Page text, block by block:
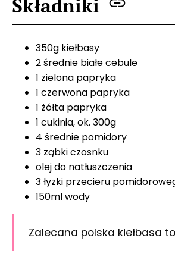
Składniki
350g kiełbasy
2 średnie białe cebule
1 zielona papryka
1 czerwona papryka
1 żółta papryka
1 cukinia, ok. 300g
4 średnie pomidory
3 ząbki czosnku
olej do natłuszczenia
3 łyżki przecieru
150ml wody
Zalecana polska kiełbasa